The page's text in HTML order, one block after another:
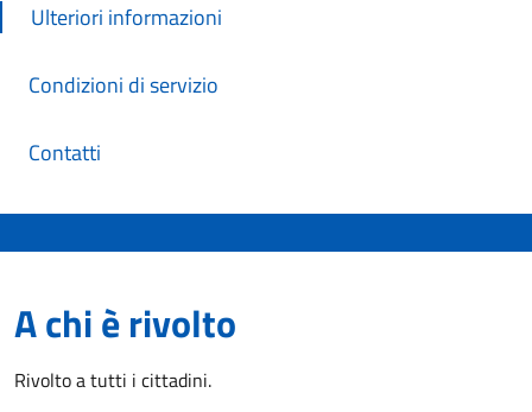
Ulteriori informazioni
Condizioni di servizio
Contatti
A chi è rivolto
Rivolto a tutti i cittadini.